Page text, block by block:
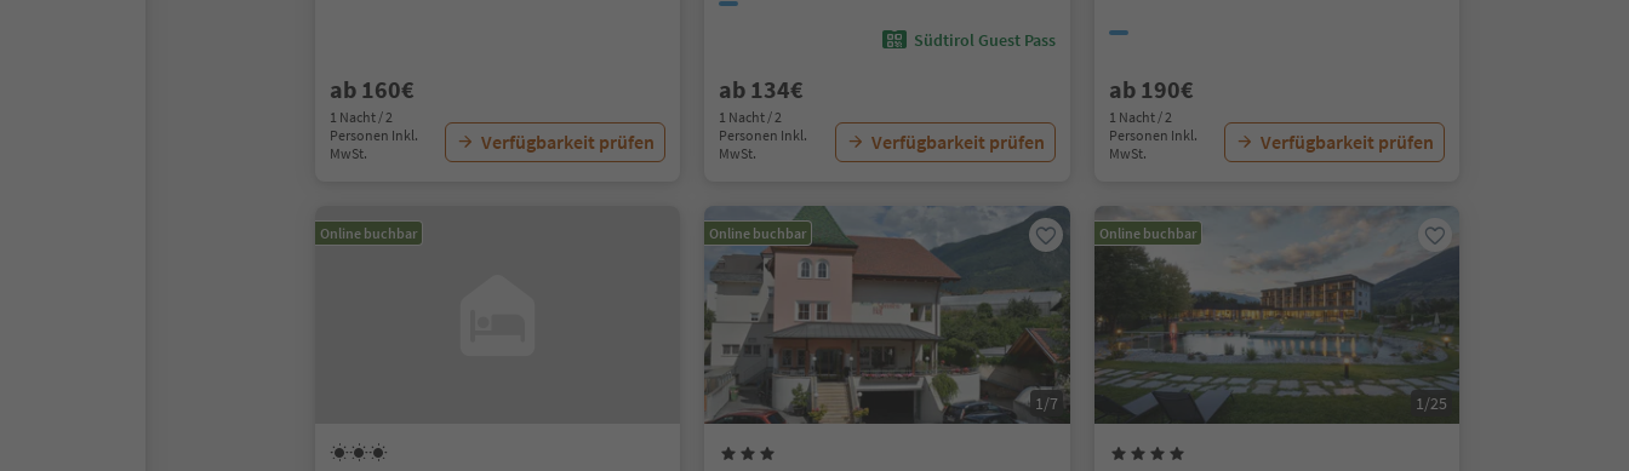
ab 160€
1 Nacht / 2
Personen Inkl.
MwSt.
Verfügbarkeit prüfen
Südtirol Guest Pass
ab 134€
1 Nacht / 2
Personen Inkl.
MwSt.
Verfügbarkeit prüfen
ab 190€
1 Nacht / 2
Personen Inkl.
MwSt.
Verfügbarkeit prüfen
Online buchbar Online buchbar
1/7
Online buchbar
1/25